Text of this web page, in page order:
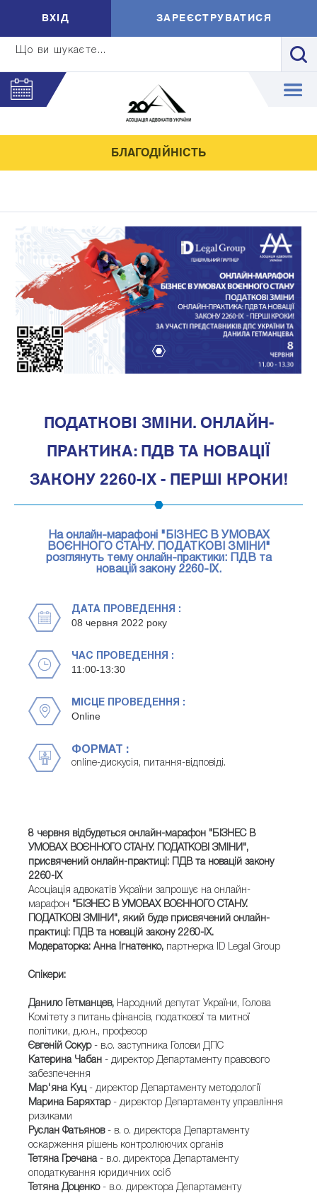
Що ви шукаєте...
ВXIД ЗАРЕЄСТРУВАТИСЯ
БЛАГОДІЙНІСТЬ
ПОДАТКОВІ ЗМІНИ. ОНЛАЙН-
ПРАКТИКА: ПДВ ТА НОВАЦІЇ
ЗАКОНУ 2260-IX - ПЕРШІ КРОКИ!
На онлайн-марафоні "БІЗНЕС В УМОВАХ
ВОЄННОГО СТАНУ. ПОДАТКОВІ ЗМІНИ"
розглянуть тему онлайн-практики: ПДВ та
новацій закону 2260-IX.
ДАТА ПРОВЕДЕННЯ :
08 червня 2022 року
ЧАС ПРОВЕДЕННЯ :
11:00-13:30
МІСЦЕ ПРОВЕДЕННЯ :
Online
ФОРМАТ :
online-дискусія, питання-відповіді.
8 червня відбудеться онлайн-марафон "БІЗНЕС В
УМОВАХ ВОЄННОГО СТАНУ. ПОДАТКОВІ ЗМІНИ",
присвячений онлайн-практиці: ПДВ та новацій закону
2260-IX
Асоціація адвокатів України запрошує на онлайн-
марафон "БІЗНЕС В УМОВАХ ВОЄННОГО СТАНУ.
ПОДАТКОВІ ЗМІНИ", який буде присвячений онлайн-
практиці: ПДВ та новацій закону 2260-IX.
Модераторка: Анна Ігнатенко, партнерка ID Legal Group
Спікери:
Данило Гетманцев, Народний депутат України, Голова
Комітету з питань фінансів, податкової та митної
політики, д.ю.н., професор
Євгеній Сокур- в.о. заступника Голови ДПС
Катерина Чабан - директор Департаменту правового
забезпечення
Мар'яна Куц- директор Департаменту методології
Марина Баряхтар- директор Департаменту управління
ризиками
Руслан Фатьянов - в. о. директора Департаменту
оскарження рішень контролюючих органів
Тетяна Гречана- в.о. директора Департаменту
оподаткування юридичних осіб
Тетяна Доценко- в.о. директора Департаменту